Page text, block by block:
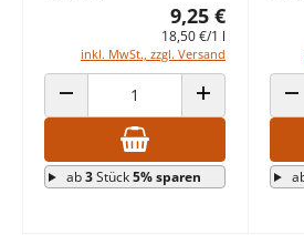
9,25 €
18,50 €/1 l
inkl. MwSt., zzgl. Versand
ANZAHL VERRINGERN ANZAHL
ab3Stück5% sparen